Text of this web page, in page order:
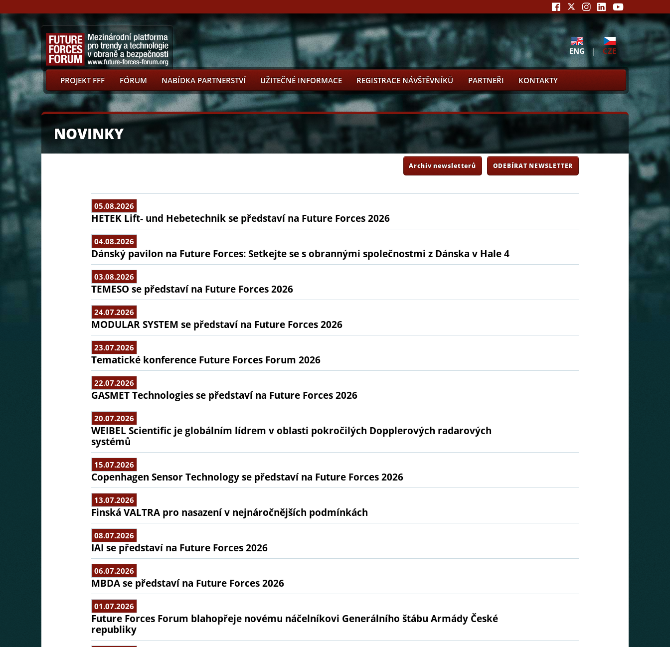
ENG | CZE
PROJEKT FFF FÓRUM NABÍDKA PARTNERSTVÍ UŽITEČNÉ INFORMACE REGISTRACE NÁVŠTĚVNÍKŮ PARTNEŘI KONTAKTY
NOVINKY
ODEBÍRAT NEWSLETTER
Archiv newsletterů
05.08.2026
HETEK Lift- und Hebetechnik se představí na Future Forces 2026
04.08.2026
Dánský pavilon na Future Forces: Setkejte se s obrannými společnostmi z Dánska v Hale 4
03.08.2026
TEMESO se představí na Future Forces 2026
24.07.2026
MODULAR SYSTEM se představí na Future Forces 2026
23.07.2026
Tematické konference Future Forces Forum 2026
22.07.2026
GASMET Technologies se představí na Future Forces 2026
20.07.2026
WEIBEL Scientific je globálním lídrem v oblasti pokročilých Dopplerových radarových
systémů
15.07.2026
Copenhagen Sensor Technology se představí na Future Forces 2026
13.07.2026
Finská VALTRA pro nasazení v nejnáročnějších podmínkách
08.07.2026
IAI se představí na Future Forces 2026
06.07.2026
MBDA se představí na Future Forces 2026
01.07.2026
Future Forces Forum blahopřeje novému náčelníkovi Generálního štábu Armády České
republiky